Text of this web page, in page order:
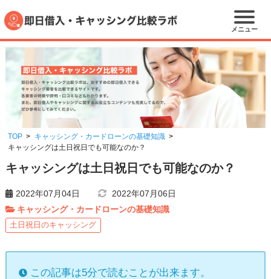
メニュー
TOP
キャッシング・カードローンの基礎知識
キャッシングは土日祝日でも可能なのか？
キャッシングは土日祝日でも可能なのか？
2022年07月04日
2022年07月06日
キャッシング・カードローンの基礎知識
土日祝日のキャッシング
この記事は5分で読むことが出来ます。